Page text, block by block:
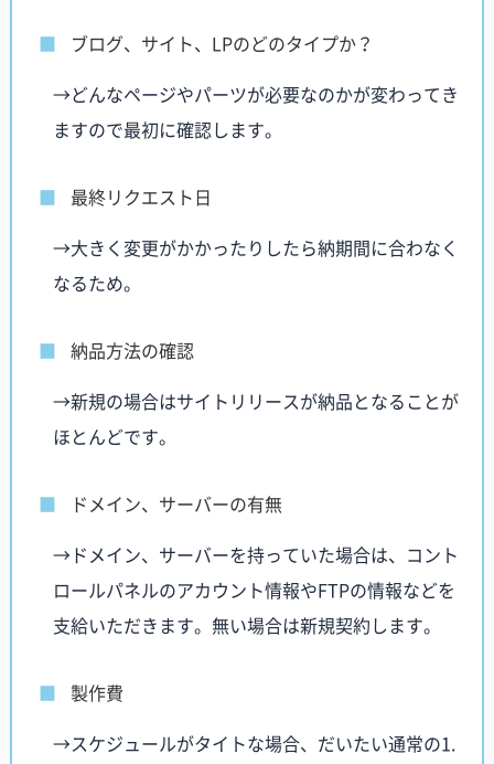
ブログ、サイト、LPのどのタイプか？
→どんなページやパーツが必要なのかが変わってき
ますので最初に確認します。
最終リクエスト日
→大きく変更がかかったりしたら納期間に合わなく
なるため。
納品方法の確認
→新規の場合はサイトリリースが納品となることが
ほとんどです。
ドメイン、サーバーの有無
→ドメイン、サーバーを持っていた場合は、コント
ロールパネルのアカウント情報やFTPの情報などを
支給いただきます。無い場合は新規契約します。
製作費
→スケジュールがタイトな場合、だいたい通常の1.